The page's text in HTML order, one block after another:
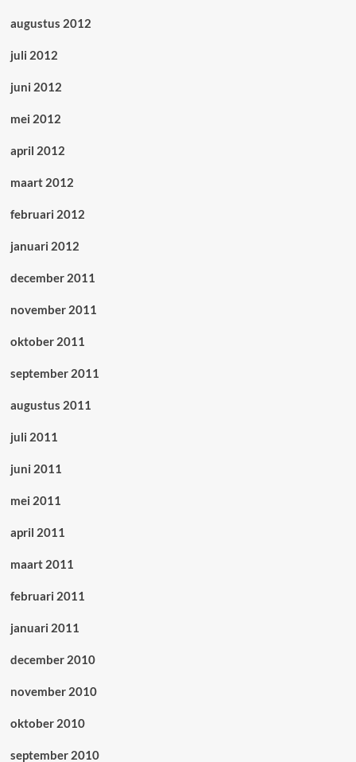
augustus 2012
juli 2012
juni 2012
mei 2012
april 2012
maart 2012
februari 2012
januari 2012
december 2011
november 2011
oktober 2011
september 2011
augustus 2011
juli 2011
juni 2011
mei 2011
april 2011
maart 2011
februari 2011
januari 2011
december 2010
november 2010
oktober 2010
september 2010